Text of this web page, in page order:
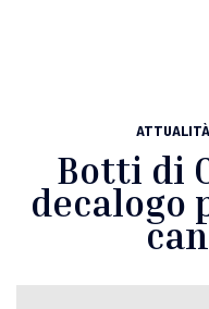
ATTUALITÀ
Botti di
decalogo